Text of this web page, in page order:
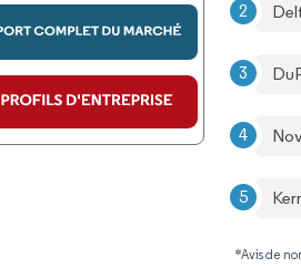
*Avis de